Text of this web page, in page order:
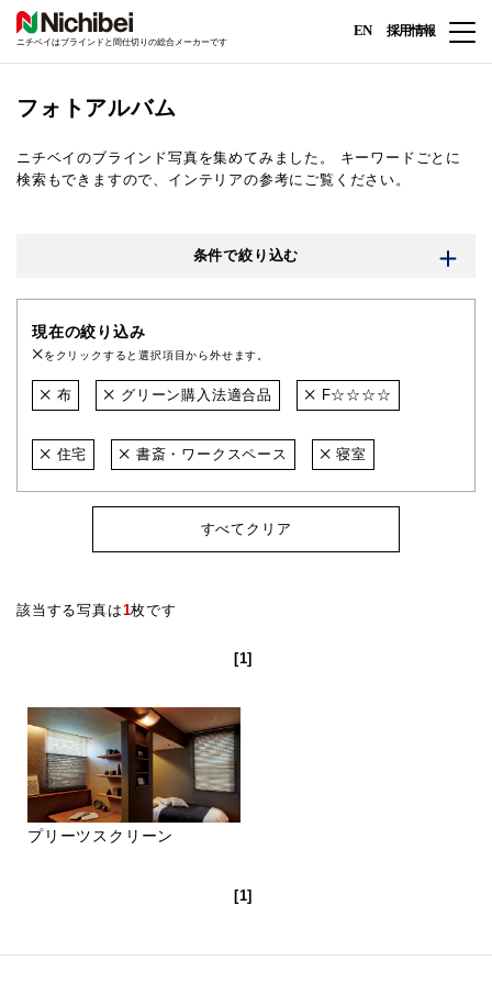
ニチベイはブラインドと間仕切りの総合メーカーです
EN 採用情報
フォトアルバム
ニチベイのブラインド写真を集めてみました。
キーワードごとに
検索もできますので、インテリアの参考にご覧ください。
条件で絞り込む
現在の絞り込み
をクリックすると選択項目から外せます。
布 グリーン購入法適合品 F☆☆☆☆
住宅 書斎・ワークスペース 寝室
すべてクリア
該当する写真は1枚です
[1]
プリーツスクリーン
[1]